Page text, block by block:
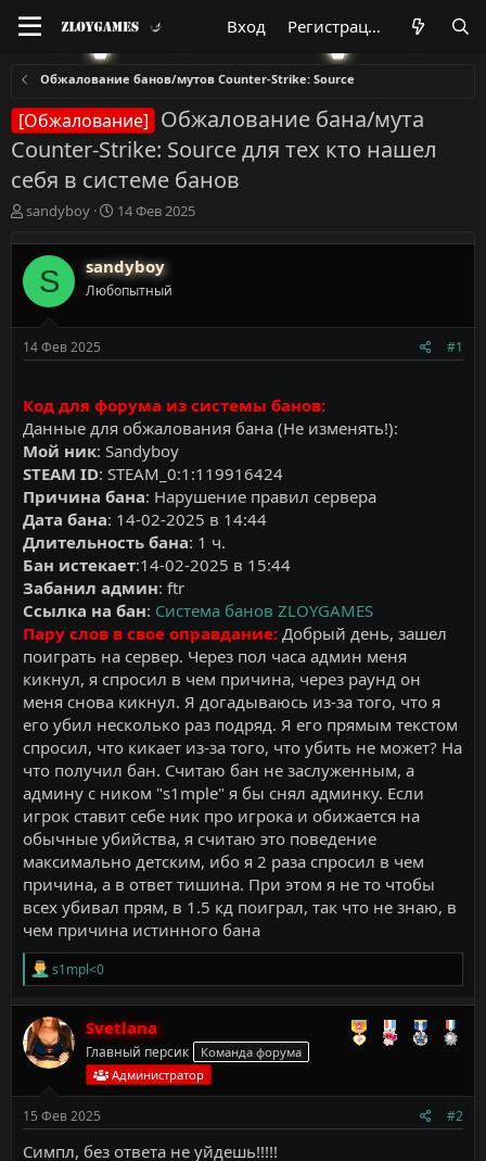
Вход Регистрация
Обжалование банов/мутов Counter-Strike: Source
[Обжалование] Обжалование бана/мута
Counter-Strike: Source для тех кто нашел
себя в системе банов
А
т
о
р
т
е
м
ы
sandyboy
Д
т
а
н
ч
л
14 Фев 2025
S sandyboy
Любопытный
14 Фев 2025 #1
Код для форума из системы банов:
Данные для обжалования бана (Не изменять!):
Мой ник: Sandyboy
STEAM ID: STEAM_0:1:119916424
Причина бана: Нарушение правил сервера
Дата бана: 14-02-2025 в 14:44
Длительность бана: 1 ч.
Бан истекает:14-02-2025 в 15:44
Забанил админ: ftr
Ссылка на бан: Система банов ZLOYGAMES
Пару слов в свое оправдание: Добрый день, зашел
поиграть на сервер. Через пол часа админ меня
кикнул, я спросил в чем причина, через раунд он
меня снова кикнул. Я догадываюсь из-за того, что я
его убил несколько раз подряд. Я его прямым текстом
спросил, что кикает из-за того, что убить не может? На
что получил бан. Считаю бан не заслуженным, а
админу с ником "s1mple" я бы снял админку. Если
игрок ставит себе ник про игрока и обижается на
обычные убийства, я считаю это поведение
максимально детским, ибо я 2 раза спросил в чем
причина, а в ответ тишина. При этом я не то чтобы
всех убивал прям, в 1.5 кд поиграл, так что не знаю, в
чем причина истинного бана
Р
е
а
к
ц
и
и
s1mpl<0
Svetlana
Главный персик
Команда форума
Администратор
15 Фев 2025 #2
Симпл, без ответа не уйдешь!!!!!